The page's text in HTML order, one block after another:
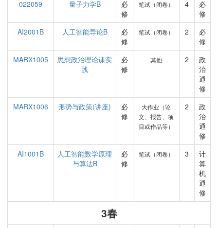
022059
量子力学B
必
修
笔试（闭卷） 4
必
修
AI2001B
人工智能导论B
必
修
笔试（闭卷） 2
必
修
MARX1005
思想政治理论课实
践
必
修
其他 2
政
治
通
修
MARX1006
形势与政策(讲座)
必
修
大作业（论
文、报告、项
目或作品等）
2
政
治
通
修
AI1001B
人工智能数学原理
与算法B
必
修
笔试（闭卷） 3
计
算
机
通
修
3春